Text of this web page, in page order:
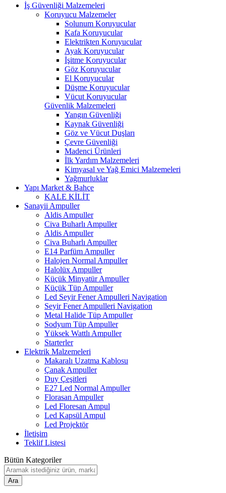
İş Güvenliği Malzemeleri
Koruyucu Malzemeler
Solunum Koruyucular
Kafa Koruyucular
Elektrikten Koruyucular
Ayak Koruyucular
İşitme Koruyucular
Göz Koruyucular
El Koruyucular
Düşme Koruyucular
Vücut Koruyucular
Güvenlik Malzemeleri
Yangın Güvenliği
Kaynak Güvenliği
Göz ve Vücut Duşları
Çevre Güvenliği
Madenci Ürünleri
İlk Yardım Malzemeleri
Kimyasal ve Yağ Emici Malzemeleri
Yağmurluklar
Yapı Market & Bahçe
KALE KİLİT
Sanayii Ampuller
Aldis Ampuller
Civa Buharlı Ampuller
Aldis Ampuller
Civa Buharlı Ampuller
E14 Parfüm Ampuller
Halojen Normal Ampuller
Halolüx Ampuller
Küçük Minyatür Ampuller
Küçük Tüp Ampuller
Led Seyir Fener Ampulleri Navigation
Seyir Fener Ampulleri Navigation
Metal Halide Tüp Ampuller
Sodyum Tüp Ampuller
Yüksek Wattlı Ampuller
Starterler
Elektrik Malzemeleri
Makaralı Uzatma Kablosu
Çanak Ampuller
Duy Çeşitleri
E27 Led Normal Ampuller
Florasan Ampuller
Led Floresan Ampul
Led Kapsül Ampul
Led Projektör
İletişim
Teklif Listesi
Bütün Kategoriler
Ara